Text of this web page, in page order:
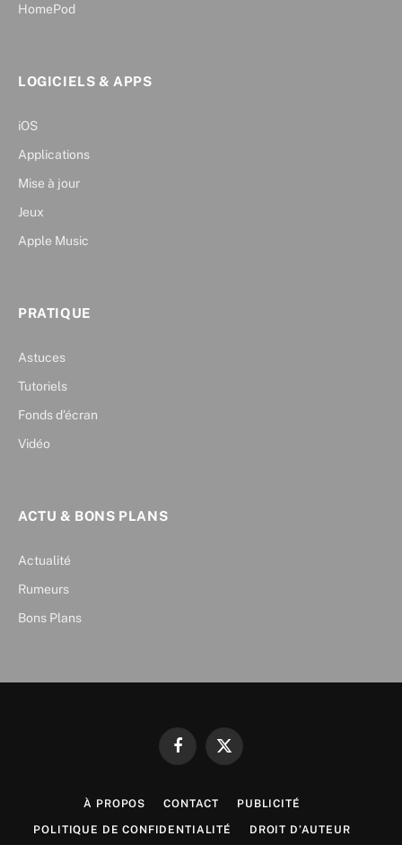
HomePod
LOGICIELS & APPS
iOS
Applications
Mise à jour
Jeux
Apple Music
PRATIQUE
Astuces
Tutoriels
Fonds d’écran
Vidéo
ACTU & BONS PLANS
Actualité
Rumeurs
Bons Plans
FacebookX
À PROPOS CONTACT PUBLICITÉ
POLITIQUE DE CONFIDENTIALITÉ DROIT D’AUTEUR